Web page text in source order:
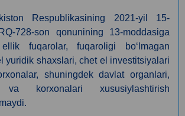
Respublikasining 2021-yil 15-
728-son qonunining 13-moddasiga
fuqarolar, fuqaroligi bo‘lmagan
yuridik shaxslari, chet el investitsiyalari
shuningdek davlat organlari,
va korxonalari xususiylashtirish